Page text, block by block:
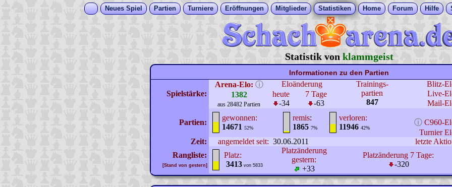
Neues Spiel Partien Turniere Eröffnungen Mitglieder Statistiken Home Forum Hilfe
Statistik von klammgeist
Informationen zu den Partien
Spielstärke:
Arena-Elo: ⓘ
1382
aus 28482 Partien
Eloänderung
Trainings-
partien
847
Blitz-
heute
-34
7 Tage
-63
Live-
Mail-
Partien:
gewonnen:
14671 52%
remis:
1865 7%
verloren:
11946 42%
ⓘ C960-
Turnier
Zeit:
angemeldet seit: 30.06.2011
letzte
Rangliste:
[Stand von gestern]
Platz:
3413 von 5833
Platzänderung
gestern:
+33
Platzänderung 7 Tage:
-320